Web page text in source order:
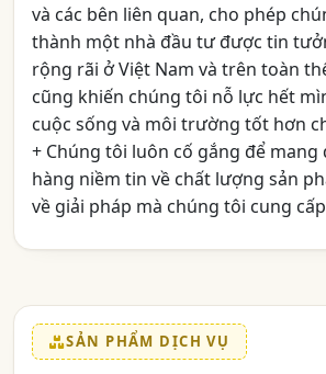
và các bên liên quan, cho phép
thành một nhà đầu tư được tin
rộng rãi ở Việt Nam và trên toàn
cũng khiến chúng tôi nỗ lực hết
cuộc sống và môi trường tốt hơn
+ Chúng tôi luôn cố gắng để mang
hàng niềm tin về chất lượng sản
về giải pháp mà chúng tôi cung
SẢN PHẨM DỊCH VỤ